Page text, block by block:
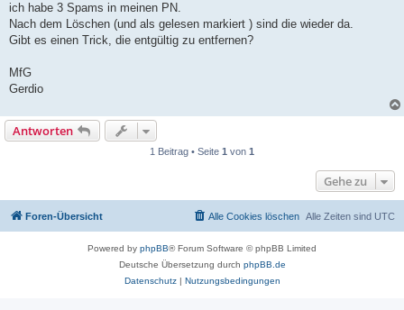
r
a
ich habe 3 Spams in meinen PN.
Nach dem Löschen (und als gelesen markiert ) sind die wieder da.
Gibt es einen Trick, die entgültig zu entfernen?
MfG
Gerdio
Antworten
1 Beitrag • Seite 1 von 1
Gehe zu
Foren-Übersicht Alle Zeiten sind UTC
Alle Cookies löschen
Powered by phpBB® Forum Software © phpBB Limited
Deutsche Übersetzung durch phpBB.de
Datenschutz| Nutzungsbedingungen